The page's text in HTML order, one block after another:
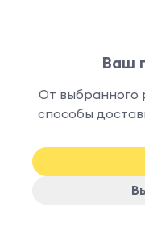
цена
-13%
Ваш
От выбранного
способы